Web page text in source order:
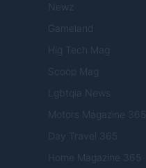
Newz
Gameland
Hig Tech Mag
Scoop Mag
Lgbtqia News
Motors Magazine 365
Day Travel 365
Home Magazine 365